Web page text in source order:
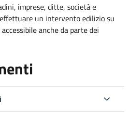
imprese, ditte, società e
un intervento edilizio su
anche da parte dei